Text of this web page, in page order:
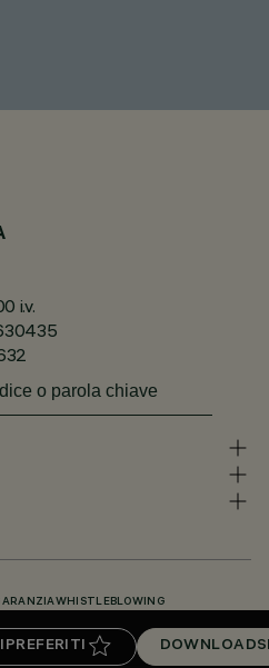
PREFERITI DOWNLOADS
i.v.
WHISTLEBLOWING
DOWNLOADS